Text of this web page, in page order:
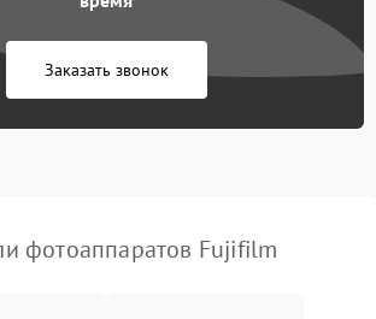
Заказать звонок
фотоаппаратов Fujifilm